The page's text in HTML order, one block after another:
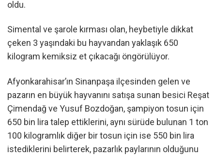
oldu.
Simental ve şarole kırması olan, heybetiyle dikkat
çeken 3 yaşındaki bu hayvandan yaklaşık 650
kilogram kemiksiz et çıkacağı öngörülüyor.
Afyonkarahisar’ın Sinanpaşa ilçesinden gelen ve
pazarın en büyük hayvanını satışa sunan besici Reşat
Çimendağ ve Yusuf Bozdoğan, şampiyon tosun için
650 bin lira talep ettiklerini, aynı sürüde bulunan 1 ton
100 kilogramlık diğer bir tosun için ise 550 bin lira
istediklerini belirterek, pazarlık paylarının olduğunu